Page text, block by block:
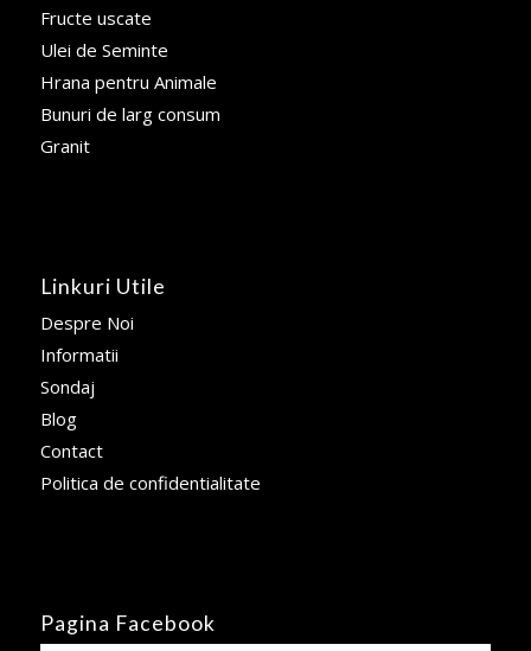
Fructe uscate
Ulei de Seminte
Hrana pentru Animale
Bunuri de larg consum
Granit
Linkuri Utile
Despre Noi
Informatii
Sondaj
Blog
Contact
Politica de confidentialitate
Pagina Facebook